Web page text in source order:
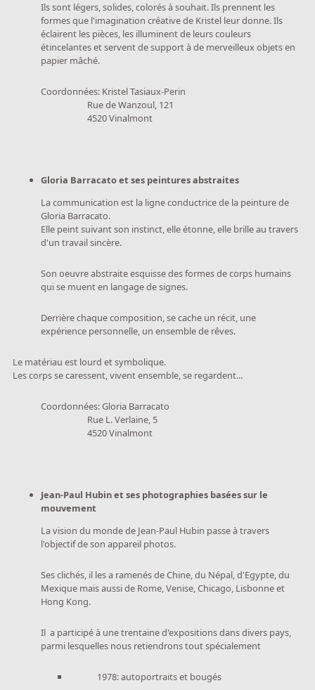
Ils sont légers, solides, colorés à souhait. Ils prennent les
formes que l'imagination créative de Kristel leur donne. Ils
éclairent les pièces, les illuminent de leurs couleurs
étincelantes et servent de support à de merveilleux objets en
papier mâché.
Coordonnées: Kristel Tasiaux-Perin
Rue de Wanzoul, 121
4520 Vinalmont
Gloria Barracato et ses peintures abstraites
La communication est la ligne conductrice de la peinture de
Gloria Barracato.
Elle peint suivant son instinct, elle étonne, elle brille au travers
d'un travail sincère.
Son oeuvre abstraite esquisse des formes de corps humains
qui se muent en langage de signes.
Derrière chaque composition, se cache un récit, une
expérience personnelle, un ensemble de rêves.
Le matériau est lourd et symbolique.
Les corps se caressent, vivent ensemble, se regardent...
Coordonnées: Gloria Barracato
Rue L. Verlaine, 5
4520 Vinalmont
Jean-Paul Hubin et ses photographies basées sur le
mouvement
La vision du monde de Jean-Paul Hubin passe à travers
l'objectif de son appareil photos.
Ses clichés, il les a ramenés de Chine, du Népal, d'Egypte, du
Mexique mais aussi de Rome, Venise, Chicago, Lisbonne et
Hong Kong.
Il a participé à une trentaine d'expositions dans divers pays,
parmi lesquelles nous retiendrons tout spécialement
1978: autoportraits et bougés